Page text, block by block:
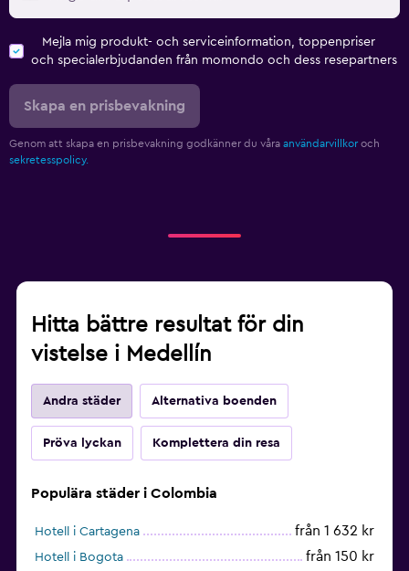
Mejla mig produkt- och serviceinformation, toppenpriser
och specialerbjudanden från momondo och dess resepartners
Skapa en prisbevakning
Genom att skapa en prisbevakning godkänner du våra användarvillkor och
sekretesspolicy.
Hitta bättre resultat för din
vistelse i Medellín
Andra städer Alternativa boenden
Pröva lyckan Komplettera din resa
Populära städer i Colombia
Hotell i Cartagena från 1 632 kr
Hotell i Bogota från 150 kr